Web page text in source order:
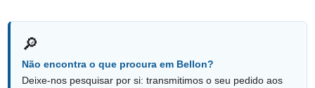
🔎
Não encontra o que procura em Bellon?
Deixe-nos pesquisar por si: transmitimos o seu pedido aos